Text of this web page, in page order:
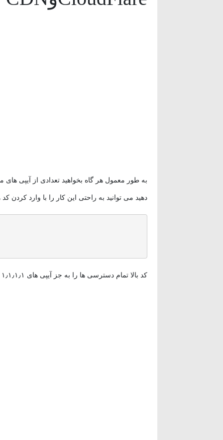
وردپرس (۱۱)
به طور معمول هر گاه بخواهید تعدادی از آیپی
دهید می توانید به راحتی این کار را با وارد کردن
کد بالا تمام دسترسی ها را به جز آیپی های ۱٫۱٫۱٫۱ و ۲٫۲٫۲٫۲ از وب سایت شما بلاک می کند .